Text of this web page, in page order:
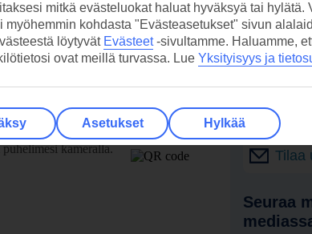
nyt!
kätevästi lukemalla
kameralla.
tietoja
Tilaa
Seuraa
mitkä evästeluokat haluat hyväksyä tai hylätä.
myöhemmin kohdasta "Evästeasetukset" sivun
löytyvät Evästeet-sivultamme. Haluamme,
ovat meillä turvassa. Lue Yksityisyys ja
Asetukset Hylkää